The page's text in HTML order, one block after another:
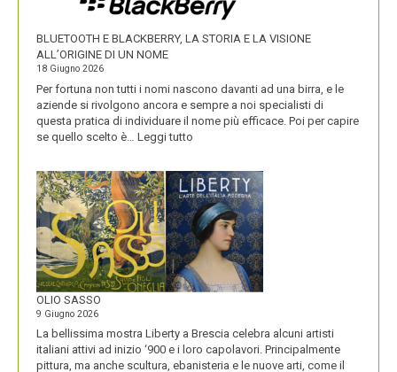
PRODOTTI
BLUETOOTH E BLACKBERRY, LA STORIA E LA VISIONE
ALL’ORIGINE DI UN NOME
18 Giugno 2026
Per fortuna non tutti i nomi nascono davanti ad una birra, e le
aziende si rivolgono ancora e sempre a noi specialisti di
questa pratica di individuare il nome più efficace. Poi per capire
se quello scelto è… Leggi tutto
BLACKBERRY,
LA
STORIA
E
LA
VISIONE
ALL’ORIGINE
DI
NOME
OLIO SASSO
9 Giugno 2026
La bellissima mostra Liberty a Brescia celebra alcuni artisti
italiani attivi ad inizio ‘900 e i loro capolavori. Principalmente
pittura, ma anche scultura, ebanisteria e le nuove arti, come il